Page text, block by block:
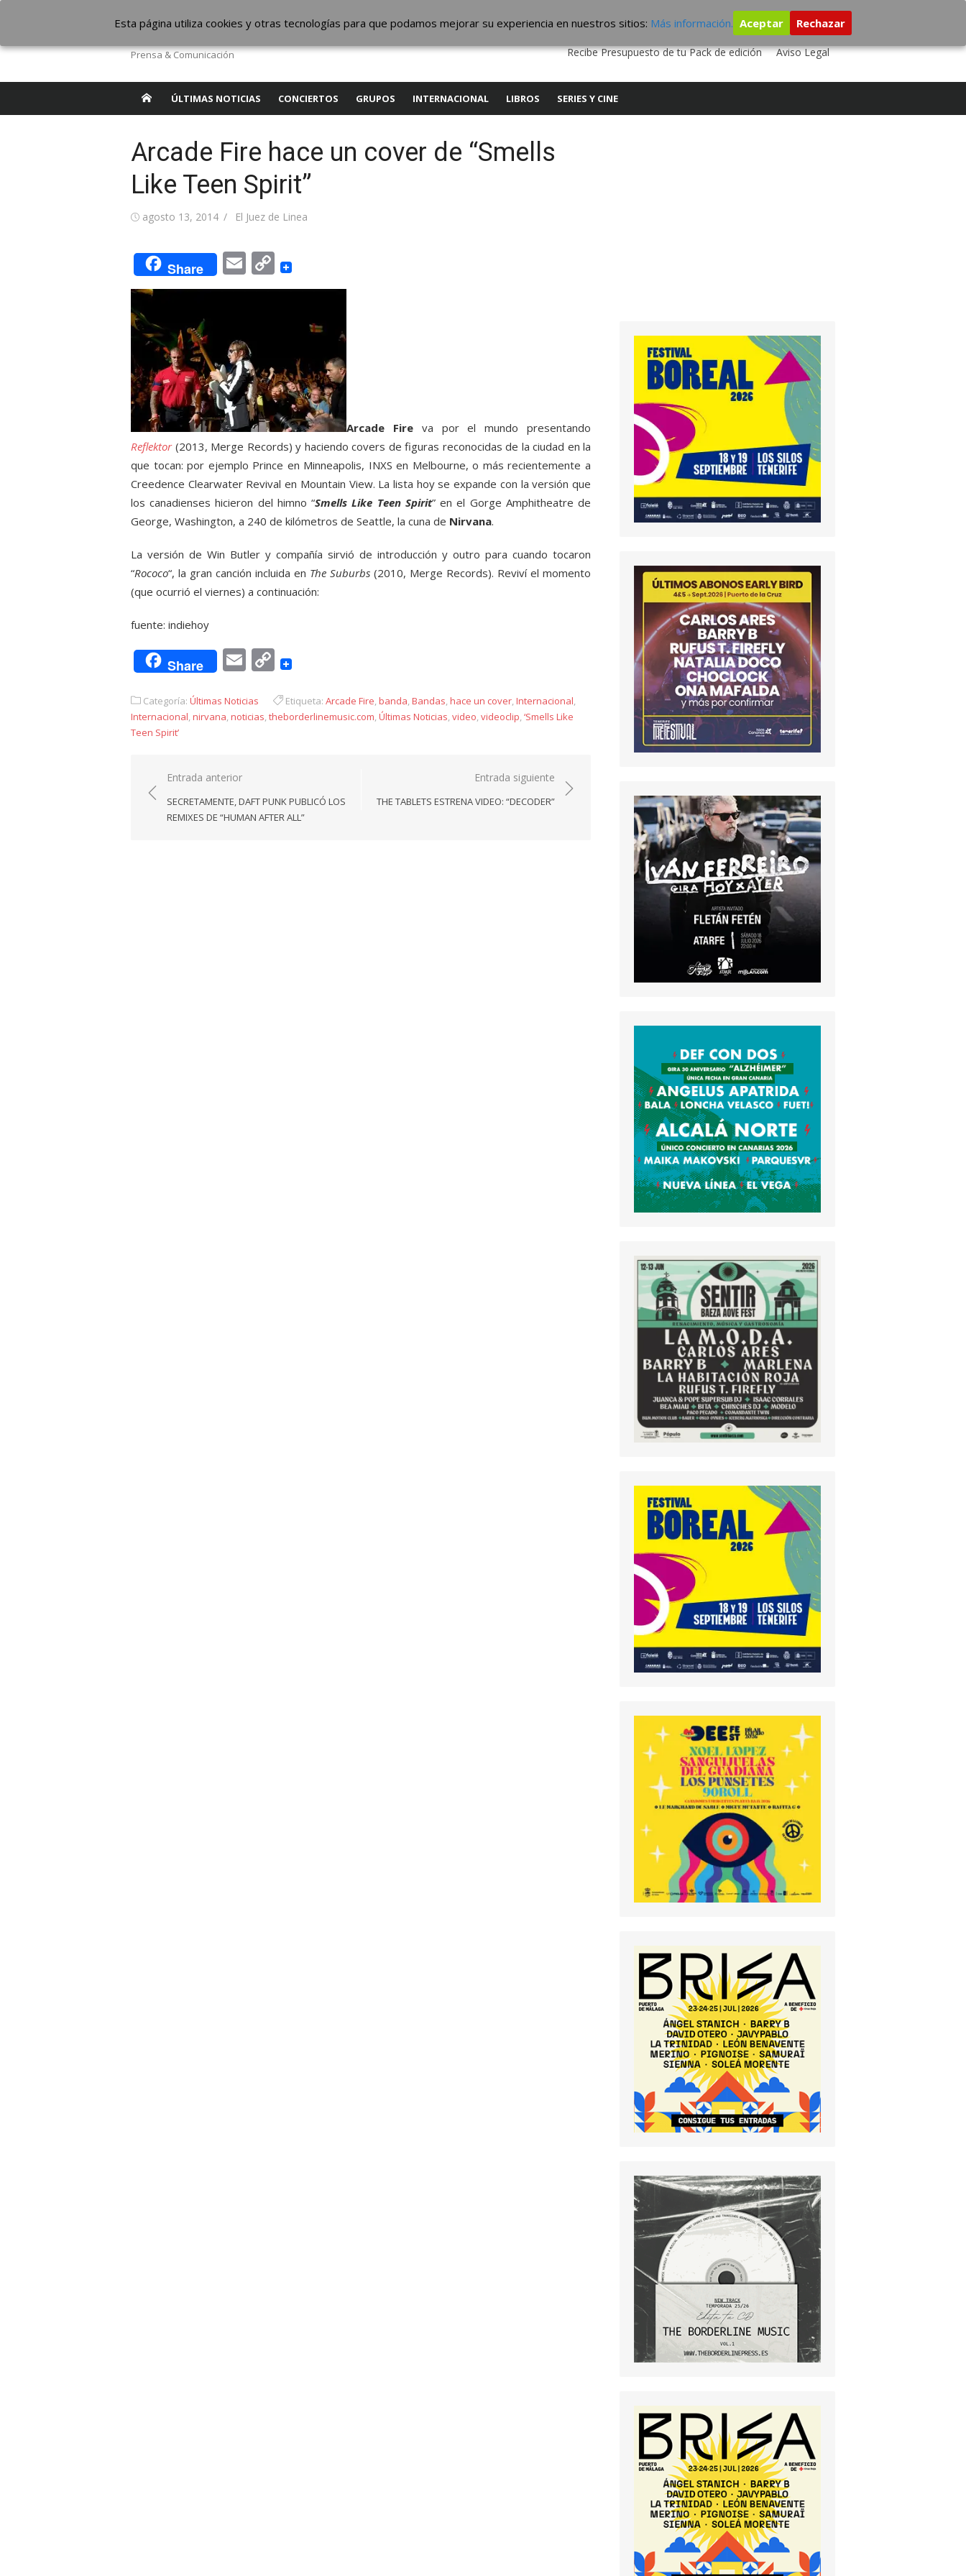
contenido
The Borderline Music
Prensa & Comunicación
QUIENES SOMOS CONTACTO SERVICIOS EDITA TU DISCO
ESTUDIO DE GRABACIÓN
Recibe Presupuesto de tu Pack de edición
Aviso Legal
ÚLTIMAS NOTICIAS CONCIERTOS GRUPOS INTERNACIONAL LIBROS SERIES Y CINE
Arcade Fire hace un cover de “Smells
Like Teen Spirit”
Publicada
agosto 13, 2014 Autor
El Juez de Linea
Share EmailCopy
Link
Arcade Fireva por el mundo presentando
Reflektor(2013, Merge Records) y haciendo covers de figuras reconocidas de la ciudad en la
que tocan: por ejemplo Prince en Minneapolis, INXS en Melbourne, o más recientemente a
Creedence Clearwater Revival en Mountain View. La lista hoy se expande con la versión que
los canadienses hicieron del himno “Smells Like Teen Spirit” en el Gorge Amphitheatre de
George, Washington, a 240 de kilómetros de Seattle, la cuna de Nirvana.
La versión de Win Butler y compañía sirvió de introducción y outro para cuando tocaron
“Rococo“, la gran canción incluida en The Suburbs (2010, Merge Records). Reviví el momento
(que ocurrió el viernes) a continuación:
fuente: indiehoy
Share EmailCopy
Categoría: Últimas Noticias Etiqueta: Arcade Fire,banda,Bandas,hace un cover,Internacional,
Internacional,nirvana,noticias,theborderlinemusic.com,Últimas Noticias,video,videoclip,‘Smells Like
Teen Spirit’
Navegación
de
entradas
Entrada anterior
SECRETAMENTE, DAFT PUNK PUBLICÓ LOS
REMIXES DE “HUMAN AFTER ALL”
Entrada siguiente
THE TABLETS ESTRENA VIDEO: “DECODER”
Esta página utiliza cookies y otras tecnologías para que podamos mejorar su experiencia en nuestros sitios: Más información. Aceptar Rechazar